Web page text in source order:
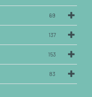
69
137
153
83